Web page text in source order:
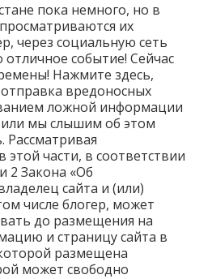
пока немного, но в
их
через социальную сеть
событие! Сейчас
Нажмите здесь,
вредоносных
ложной информации
мы слышим об этом
Рассматривая
этой части, в соответствии
2 Закона «Об
сайта и (или)
числе блогер, может
до размещения на
и страницу сайта в
размещена
может свободно